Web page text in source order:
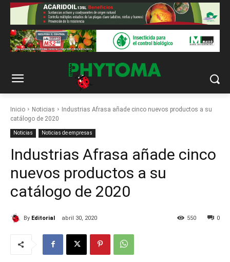
Inicio Noticias
Industrias Afrasa añade cinco nuevos productos a su
catálogo de 2020
Noticias Noticias de empresas
Industrias Afrasa añade cinco
nuevos productos a su
catálogo de 2020
By Editorial abril 30, 2020 0
550